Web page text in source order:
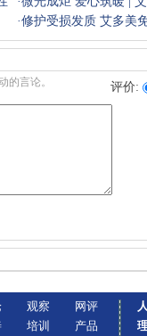
·修护受损发质 艾多美
的言论。 评价:
观察
培训
网评
产品